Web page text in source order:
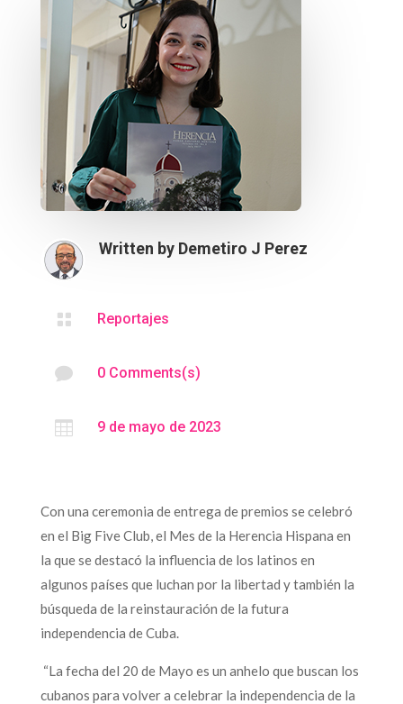
Written by Demetiro J Perez
 Reportajes
 0 Comments(s)
 9 de mayo de 2023
Con una ceremonia de entrega de premios se celebró
en el Big Five Club, el Mes de la Herencia Hispana en
la que se destacó la influencia de los latinos en
algunos países que luchan por la libertad y también la
búsqueda de la reinstauración de la futura
independencia de Cuba.
“La fecha del 20 de Mayo es un anhelo que buscan los
cubanos para volver a celebrar la independencia de la